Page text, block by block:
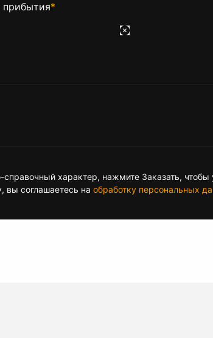
прибытия*
характер, нажмите Заказать, чтобы
вы соглашаетесь на обработку персональных